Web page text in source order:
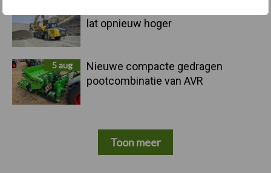
lat opnieuw hoger
5 aug
Nieuwe compacte gedragen
pootcombinatie van AVR
Toon meer